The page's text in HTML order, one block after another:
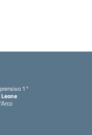
1°
iniziale della scuola